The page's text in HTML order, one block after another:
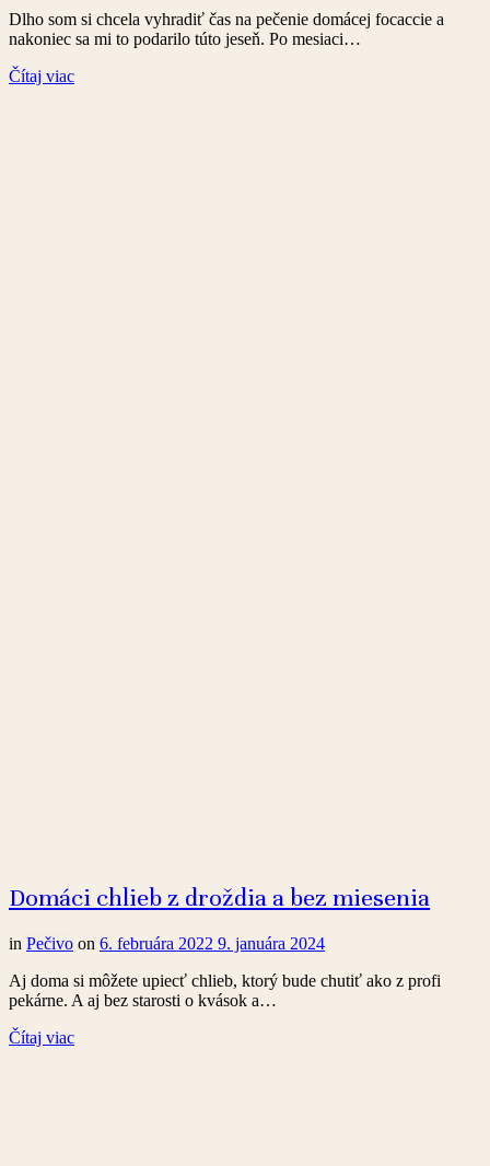
Dlho som si chcela vyhradiť čas na pečenie domácej focaccie a
nakoniec sa mi to podarilo túto jeseň. Po mesiaci…
Čítaj viac
Domáci chlieb z droždia a bez miesenia
in Pečivo on 6. februára 2022 9. januára 2024
Aj doma si môžete upiecť chlieb, ktorý bude chutiť ako z profi
pekárne. A aj bez starosti o kvások a…
Čítaj viac